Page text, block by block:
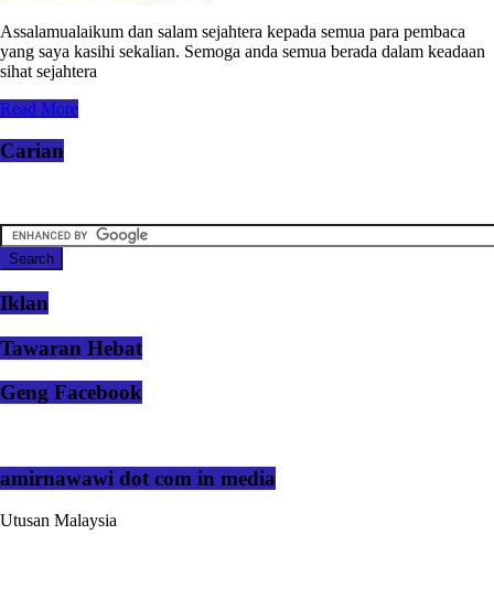
Assalamualaikum dan salam sejahtera kepada semua para pembaca
yang saya kasihi sekalian. Semoga anda semua berada dalam keadaan
sihat sejahtera
Read More
Carian
Iklan
Tawaran Hebat
Geng Facebook
amirnawawi dot com in media
Utusan Malaysia